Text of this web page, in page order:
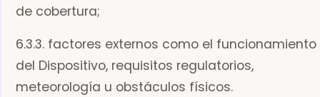
de cobertura;
6.3.3. factores externos como el funcionamiento
del Dispositivo, requisitos regulatorios,
meteorología u obstáculos físicos.